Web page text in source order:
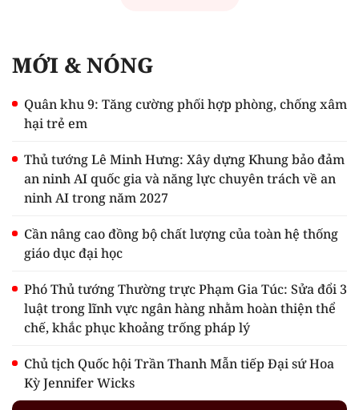
MỚI & NÓNG
Quân khu 9: Tăng cường phối hợp phòng, chống xâm
hại trẻ em
Thủ tướng Lê Minh Hưng: Xây dựng Khung bảo đảm
an ninh AI quốc gia và năng lực chuyên trách về an
ninh AI trong năm 2027
Cần nâng cao đồng bộ chất lượng của toàn hệ thống
giáo dục đại học
Phó Thủ tướng Thường trực Phạm Gia Túc: Sửa đổi 3
luật trong lĩnh vực ngân hàng nhằm hoàn thiện thể
chế, khắc phục khoảng trống pháp lý
Chủ tịch Quốc hội Trần Thanh Mẫn tiếp Đại sứ Hoa
Kỳ Jennifer Wicks